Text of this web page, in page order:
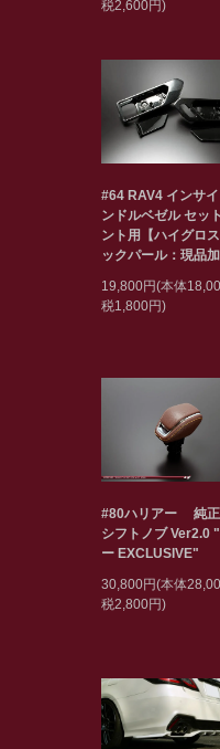
税2,600円)
#64 RAV4 インサ
ンドルベゼル セッ
ント用【ハイグロ
ックパール：現品
19,800円(本体
税1,800円)
#80ハリアー 純正
シフトノブ Ver2.0
ー EXCLUSIVE"
30,800円(本体
税2,800円)